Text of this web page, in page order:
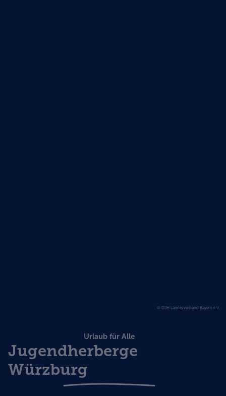
© DJH Landesverband Bayern e.V.
Urlaub für Alle
Jugendherberge
Würzburg